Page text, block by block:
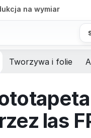
firm i instytucji
Tworzywa i folie
las